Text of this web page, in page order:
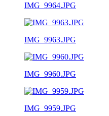
IMG_9964.JPG
IMG_9963.JPG
IMG_9960.JPG
IMG_9959.JPG